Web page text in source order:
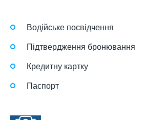
Водійське посвідчення
Підтвердження бронювання
Кредитну картку
Паспорт